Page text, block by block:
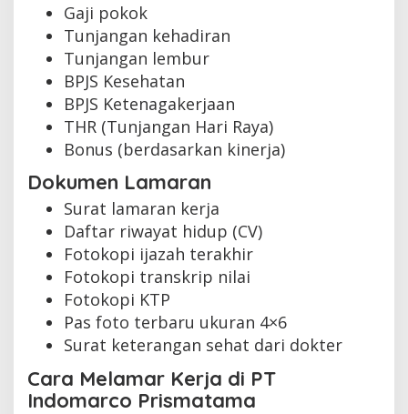
Gaji pokok
Tunjangan kehadiran
Tunjangan lembur
BPJS Kesehatan
BPJS Ketenagakerjaan
THR (Tunjangan Hari Raya)
Bonus (berdasarkan kinerja)
Dokumen Lamaran
Surat lamaran kerja
Daftar riwayat hidup (CV)
Fotokopi ijazah terakhir
Fotokopi transkrip nilai
Fotokopi KTP
Pas foto terbaru ukuran 4×6
Surat keterangan sehat dari dokter
Cara Melamar Kerja di PT
Indomarco Prismatama